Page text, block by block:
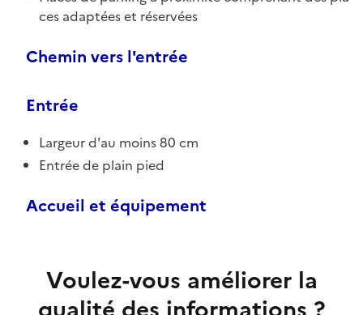
ces adaptées et réservées
Chemin vers l'entrée
Entrée
Largeur d'au moins 80 cm
Entrée de plain pied
Accueil et équipement
Voulez-vous améliorer la